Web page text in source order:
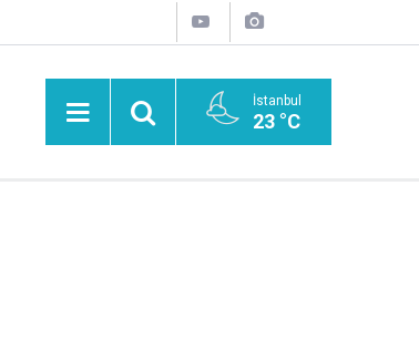
İstanbul
23 °C